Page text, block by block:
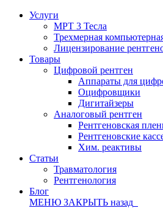
Услуги
МРТ 3 Тесла
Трехмерная
Лицензирование
Товары
Цифровой рентген
Аппараты для
Оцифровщики
Дигитайзеры
Аналоговый рентген
Рентгеновская
Рентгеновские
Хим. реактивы
Статьи
Травматология
Рентгенология
Блог
МЕНЮ ЗАКРЫТЬ назад